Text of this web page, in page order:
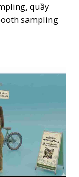
quầy
sampling